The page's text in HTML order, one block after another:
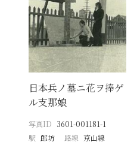
日本兵ノ墓ニ花ヲ捧ゲ
ル支那娘
写真ID 3601-001181-1
駅 郎坊 路線 京山線